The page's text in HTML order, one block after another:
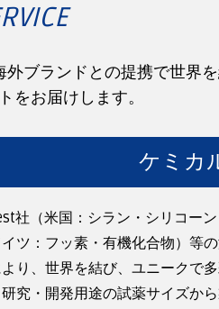
ブランドとの提携で世界を
をお届けします。
ケミカ
社（米国：シラン・シリコー
イツ：フッ素・有機化合物）等
り、世界を結び、ユニークで
究・開発用途の試薬サイズか